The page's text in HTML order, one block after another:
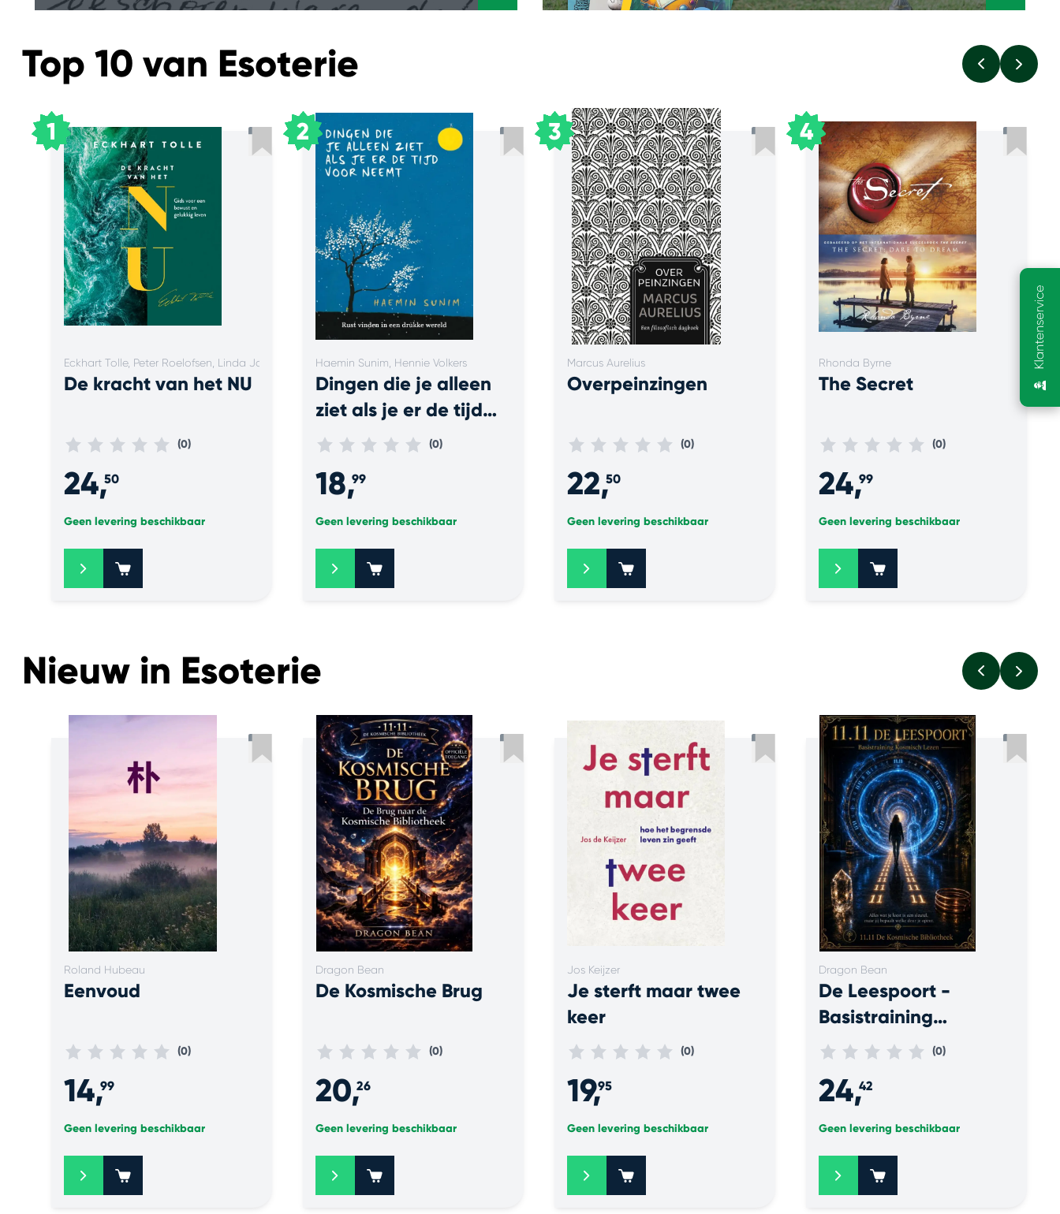
Top 10 van Esoterie
1
Eckhart Tolle, Peter Roelofsen, Linda Jansen
De kracht van het NU
(0)
24,50
Geen levering beschikbaar
+
2
Haemin Sunim, Hennie Volkers
Dingen die je alleen
ziet als je er de tijd
voor neemt
(0)
18,99
Geen levering beschikbaar
+
3
Marcus Aurelius
Overpeinzingen
(0)
22,50
Geen levering beschikbaar
+
4
Rhonda Byrne
The Secret
(0)
24,99
Geen levering beschikbaar
+
Nieuw in Esoterie
Roland Hubeau
Eenvoud
(0)
14,99
Geen levering beschikbaar
+
Dragon Bean
De Kosmische Brug
(0)
20,26
Geen levering beschikbaar
+
Jos Keijzer
Je sterft maar twee
keer
(0)
19,95
Geen levering beschikbaar
+
Dragon Bean
De Leespoort -
Basistraining
Kosmisch Lezen
(0)
24,42
Geen levering beschikbaar
+